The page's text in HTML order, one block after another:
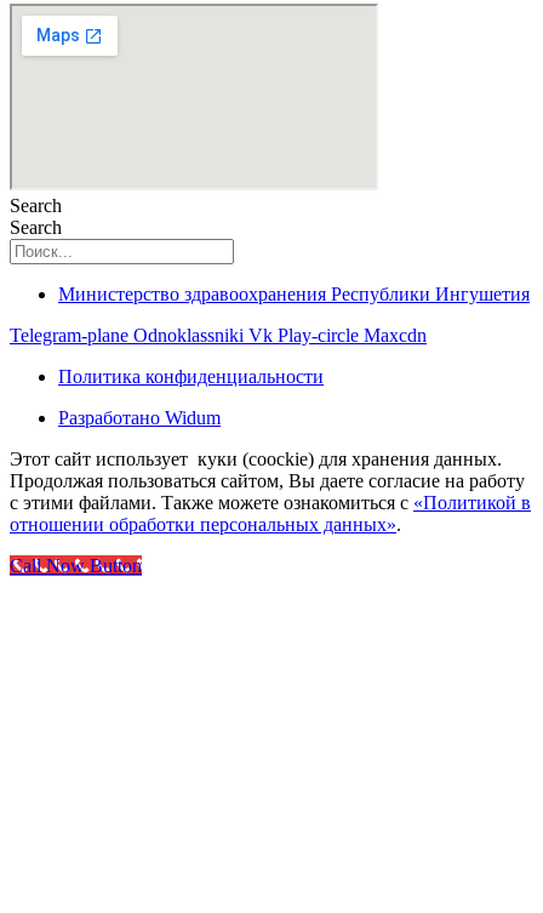
Search
Search
Министерство здравоохранения Республики Ингушетия
Telegram-plane Odnoklassniki Vk Play-circle Maxcdn
Политика конфиденциальности
Разработано Widum
Этот сайт использует куки (coockie) для хранения данных.
Продолжая пользоваться сайтом, Вы даете согласие на работу
с этими файлами. Также можете ознакомиться с «Политикой в
отношении обработки персональных данных».
Call Now Button